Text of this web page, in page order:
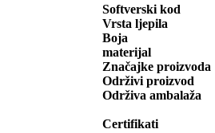
Softverski kod
Vrsta ljepila
Boja
materijal
Značajke proizvoda
Održivi proizvod
Održiva ambalaža
Certifikati